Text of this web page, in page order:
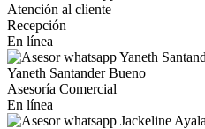
Atención al cliente
Recepción
En línea
Yaneth Santander Bueno
Asesoría Comercial
En línea